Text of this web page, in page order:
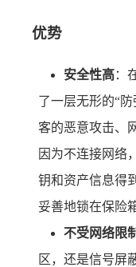
优势
安全性高：
了一层无形的“
客的恶意攻击、
因为不连接网络
钥和资产信息得
妥善地锁在保险
不受网络限
区，还是信号屏